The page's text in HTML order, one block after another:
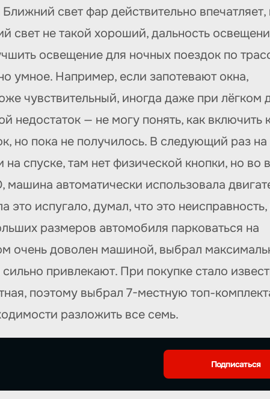
свет фар действительно впечатляет,
свет не такой хороший, дальность
освещение для ночных поездок по
умное. Например, если запотевают окна,
чувствительный, иногда даже при лёгком
недостаток — не могу понять, как включить
но пока не получилось. В следующий раз на
спуске, там нет физической кнопки, но во
автоматически использовала
испугало, думал, что это
размеров автомобиля парковаться на
очень доволен машиной, выбрал
привлекают. При покупке стало
поэтому выбрал 7-местную топ-
разложить все семь.
Подписаться